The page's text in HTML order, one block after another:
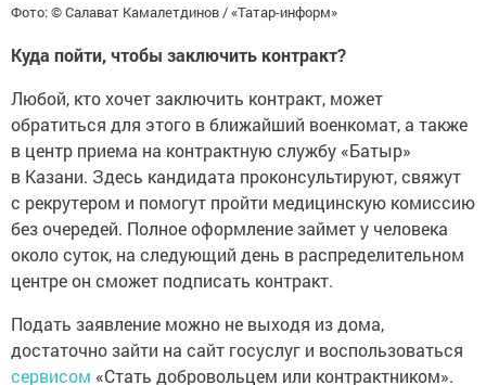
Фото: © Салават Камалетдинов / «Татар-информ»
Куда пойти, чтобы заключить контракт?
Любой, кто хочет заключить контракт, может
обратиться для этого в ближайший военкомат, а также
в центр приема на контрактную службу «Батыр»
в Казани. Здесь кандидата проконсультируют, свяжут
с рекрутером и помогут пройти медицинскую комиссию
без очередей. Полное оформление займет у человека
около суток, на следующий день в распределительном
центре он сможет подписать контракт.
Подать заявление можно не выходя из дома,
достаточно зайти на сайт госуслуг и воспользоваться
сервисом «Стать добровольцем или контрактником».